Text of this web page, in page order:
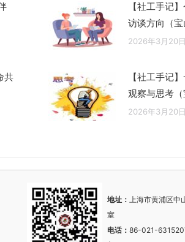
【社工手记
访谈方向（宝
2026年3月20日
共
【社工手记
观察与思考（
2026年3月20日
地址：上海市黄浦区中
室
电话：86-021-